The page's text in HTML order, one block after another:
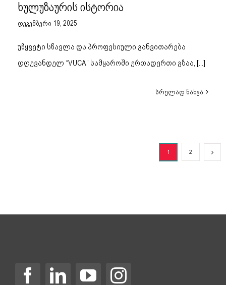
ხულუზაურის ისტორია
დეკემბერი 19, 2025
უწყვეტი სწავლა და პროფესიული განვითარება
დღევანდელ “VUCA” სამყაროში ერთადერთი გზაა, [...]
სრულად ნახვა
1 2